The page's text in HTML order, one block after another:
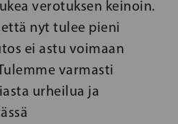
verotuksen keinoin.
nyt tulee pieni
ei astu voimaan
varmasti
urheilua ja